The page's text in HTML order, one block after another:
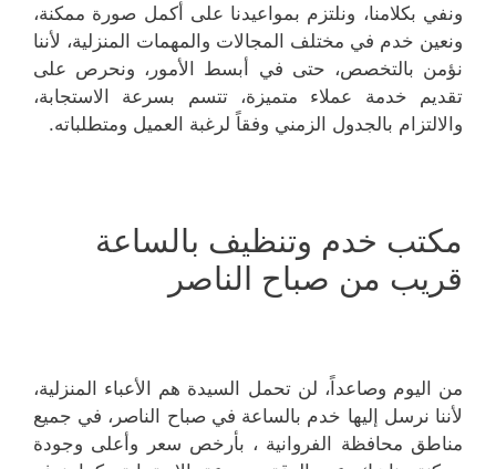
ونفي بكلامنا، ونلتزم بمواعيدنا على أكمل صورة ممكنة،
ونعين خدم في مختلف المجالات والمهمات المنزلية، لأننا
نؤمن بالتخصص، حتى في أبسط الأمور، ونحرص على
تقديم خدمة عملاء متميزة، تتسم بسرعة الاستجابة،
والالتزام بالجدول الزمني وفقاً لرغبة العميل ومتطلباته.
مكتب خدم وتنظيف بالساعة
قريب من صباح الناصر
من اليوم وصاعداً، لن تحمل السيدة هم الأعباء المنزلية،
لأننا نرسل إليها خدم بالساعة في صباح الناصر، في جميع
مناطق محافظة الفروانية ، بأرخص سعر وأعلى وجودة